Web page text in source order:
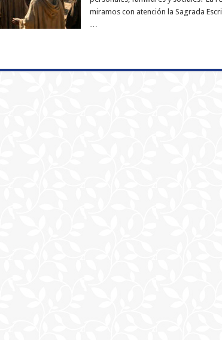
miramos con atención la Sagrada
…